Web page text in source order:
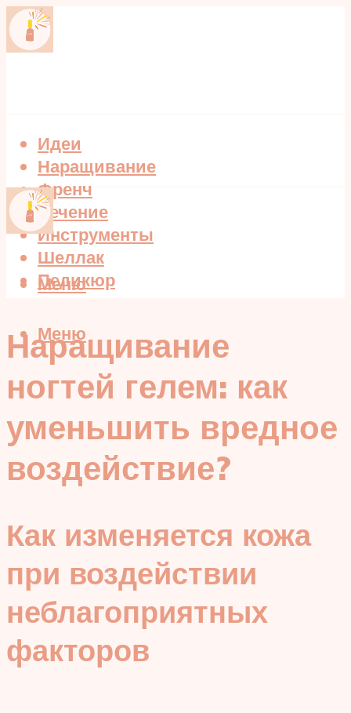
Идеи
Наращивание
Френч
Лечение
Инструменты
Шеллак
Педикюр
Меню
Меню
Наращивание
ногтей гелем: как
уменьшить вредное
воздействие?
Как изменяется кожа
при воздействии
неблагоприятных
факторов